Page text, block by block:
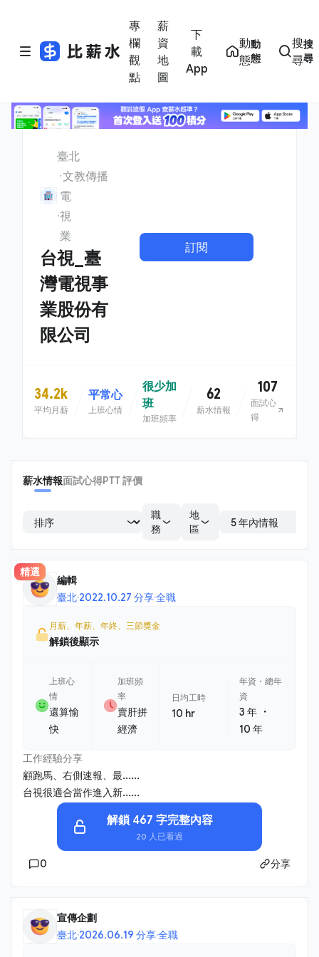
專
欄
觀
點
薪
資
地
圖
下
載
App
動
態
動
態
搜
尋
搜
尋
臺北
文教傳播
電
視
業
台視_臺
灣電視事
業股份有
限公司
訂閱
34.2k
平均月薪
平常心
上班心情
很少加
班
加班頻率
62
薪水情報
107
面試心
得
薪水情報面試心得PTT 評價
職
務
地
區
精選
編輯
臺北·2022.10.27 分享·全職
月薪、年薪、年終、三節獎金
解鎖後顯示
上班心
情
還算愉
快
加班頻
率
賣肝拼
經濟
日均工時
10 hr
年資・總年
資
3 年 ・
10 年
工作經驗分享
顧跑馬、右側速報、最......
台視很適合當作進入新......
解鎖 467 字完整內容
20 人已看過
0 分享
宣傳企劃
臺北·2026.06.19 分享·全職